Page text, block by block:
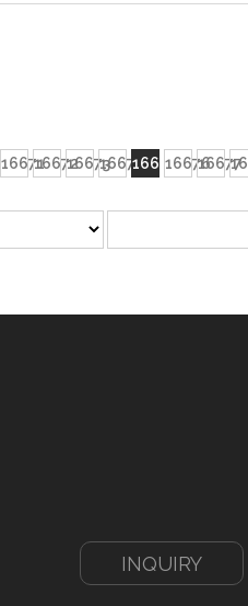
16671166721667316674166751667616677
INQUIRY